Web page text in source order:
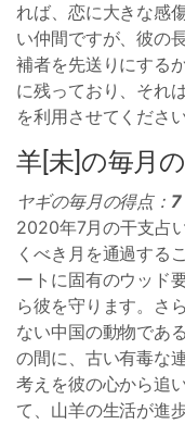
れば、恋に大きな感
い仲間ですが、彼の
補者を先送りにする
に残っており、それ
を利用させてください
羊[未]の毎月
ヤギの毎月の得点： 7
2020年7月の干支占
くべき月を通過する
ートに固有のウッド
ら彼を守ります。さ
ない中国の動物であ
の間に、古い有毒な
考えを彼の心から追
て、山羊の生活が進